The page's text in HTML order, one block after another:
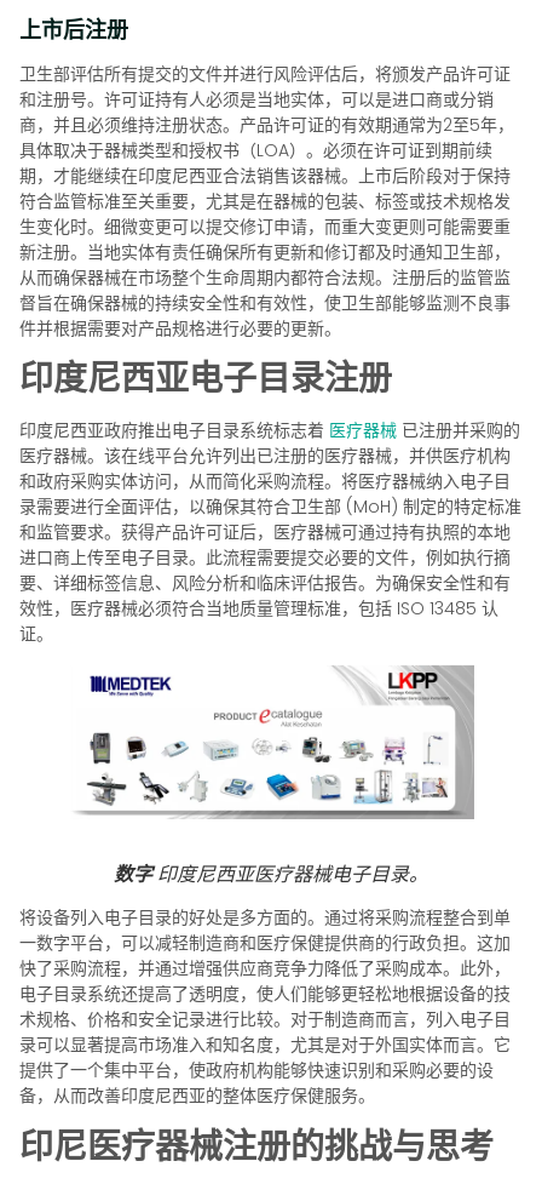
上市后注册
卫生部评估所有提交的文件并进行风险评估后，将颁发产品许可证
和注册号。许可证持有人必须是当地实体，可以是进口商或分销
商，并且必须维持注册状态。产品许可证的有效期通常为2至5年，
具体取决于器械类型和授权书（LOA）。必须在许可证到期前续
期，才能继续在印度尼西亚合法销售该器械。上市后阶段对于保持
符合监管标准至关重要，尤其是在器械的包装、标签或技术规格发
生变化时。细微变更可以提交修订申请，而重大变更则可能需要重
新注册。当地实体有责任确保所有更新和修订都及时通知卫生部，
从而确保器械在市场整个生命周期内都符合法规。注册后的监管监
督旨在确保器械的持续安全性和有效性，使卫生部能够监测不良事
件并根据需要对产品规格进行必要的更新。
印度尼西亚电子目录注册
印度尼西亚政府推出电子目录系统标志着 医疗器械 已注册并采购的
医疗器械。该在线平台允许列出已注册的医疗器械，并供医疗机构
和政府采购实体访问，从而简化采购流程。将医疗器械纳入电子目
录需要进行全面评估，以确保其符合卫生部 (MoH) 制定的特定标准
和监管要求。获得产品许可证后，医疗器械可通过持有执照的本地
进口商上传至电子目录。此流程需要提交必要的文件，例如执行摘
要、详细标签信息、风险分析和临床评估报告。为确保安全性和有
效性，医疗器械必须符合当地质量管理标准，包括 ISO 13485 认
证。
数字印度尼西亚医疗器械电子目录。
将设备列入电子目录的好处是多方面的。通过将采购流程整合到单
一数字平台，可以减轻制造商和医疗保健提供商的行政负担。这加
快了采购流程，并通过增强供应商竞争力降低了采购成本。此外，
电子目录系统还提高了透明度，使人们能够更轻松地根据设备的技
术规格、价格和安全记录进行比较。对于制造商而言，列入电子目
录可以显著提高市场准入和知名度，尤其是对于外国实体而言。它
提供了一个集中平台，使政府机构能够快速识别和采购必要的设
备，从而改善印度尼西亚的整体医疗保健服务。
印尼医疗器械注册的挑战与思考